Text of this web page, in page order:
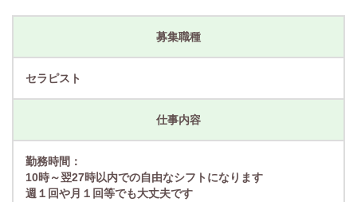
募集職種
セラピスト
仕事内容
勤務時間：
10時～翌27時以内での自由なシフトになります
週１回や月１回等でも大丈夫です